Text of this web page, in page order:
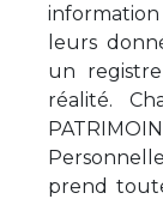
leurs
un
réalité.
prend